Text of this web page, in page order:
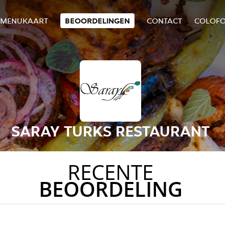
MENUKAART BEOORDELINGEN CONTACT
SARAY TURKS RESTAURANT
RECENTE
BEOORDELING